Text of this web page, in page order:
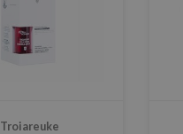
Troiareuke